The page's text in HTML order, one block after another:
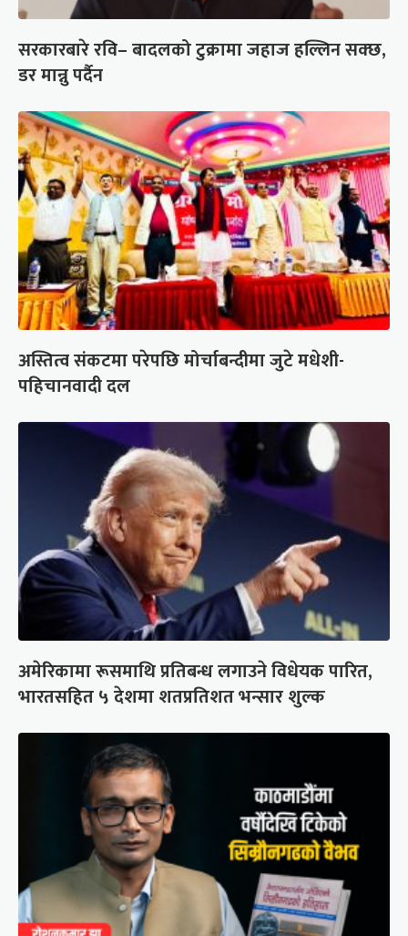
सरकारबारे रवि– बादलको टुक्रामा जहाज हल्लिन सक्छ,
डर मान्नु पर्दैन
अस्तित्व संकटमा परेपछि मोर्चाबन्दीमा जुटे मधेशी-
पहिचानवादी दल
अमेरिकामा रूसमाथि प्रतिबन्ध लगाउने विधेयक पारित,
भारतसहित ५ देशमा शतप्रतिशत भन्सार शुल्क